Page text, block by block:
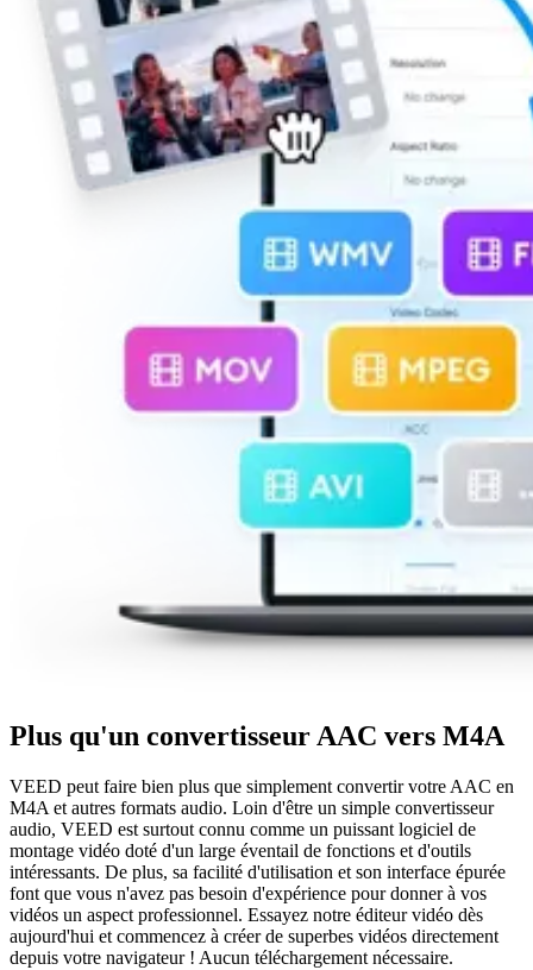
Plus qu'un convertisseur AAC vers M4A
VEED peut faire bien plus que simplement convertir votre AAC en
M4A et autres formats audio. Loin d'être un simple convertisseur
audio, VEED est surtout connu comme un puissant logiciel de
montage vidéo doté d'un large éventail de fonctions et d'outils
intéressants. De plus, sa facilité d'utilisation et son interface épurée
font que vous n'avez pas besoin d'expérience pour donner à vos
vidéos un aspect professionnel. Essayez notre éditeur vidéo dès
aujourd'hui et commencez à créer de superbes vidéos directement
depuis votre navigateur ! Aucun téléchargement nécessaire.